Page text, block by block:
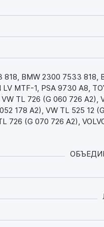
среды.
повышенной
- Обеспечивает
свойства, что
надежное
легкое и
любых
- Эффективно
- Эффективно
охлаждающими
- Обладает
BMW 2300 7533 818,
MTF-1, PSA 9730 A8,
TL 726 (G 060 726 A2),
178 A2), VW TL 525 12
726 (G 070 726 A2),